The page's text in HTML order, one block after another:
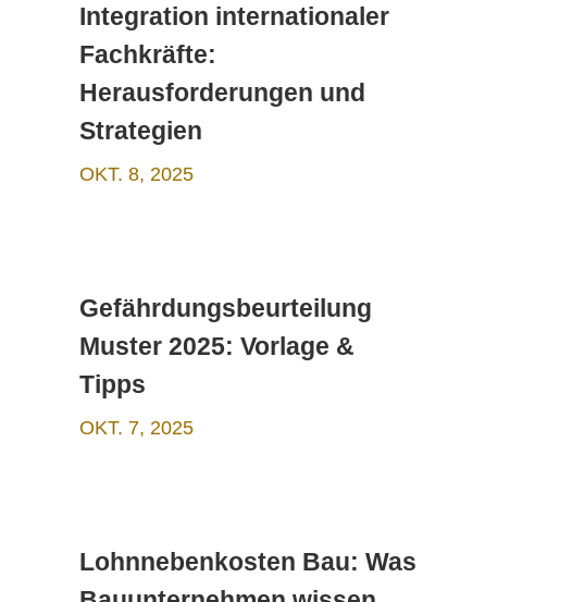
Integration internationaler
Fachkräfte:
Herausforderungen und
Strategien
OKT. 8, 2025
Gefährdungsbeurteilung
Muster 2025: Vorlage &
Tipps
OKT. 7, 2025
Lohnnebenkosten Bau: Was